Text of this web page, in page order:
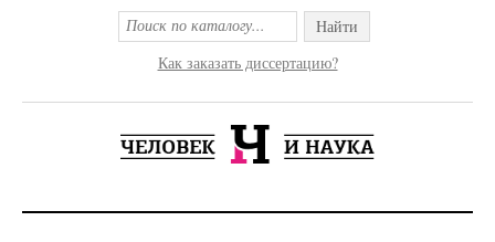
Найти
Как заказать диссертацию?